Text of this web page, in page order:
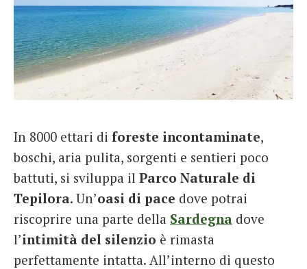
In 8000 ettari di foreste incontaminate,
boschi, aria pulita, sorgenti e sentieri poco
battuti, si sviluppa il Parco Naturale di
Tepilora. Un’oasi di pace dove potrai
riscoprire una parte della Sardegna dove
l’intimità del silenzio è rimasta
perfettamente intatta. All’interno di questo